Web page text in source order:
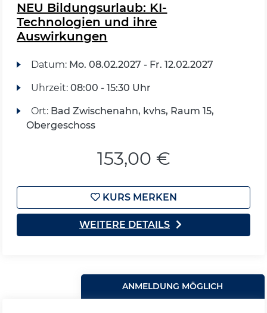
NEU Bildungsurlaub: KI-
Technologien und ihre
Auswirkungen
Datum: Mo. 08.02.2027 - Fr. 12.02.2027
Uhrzeit: 08:00 - 15:30 Uhr
Ort: Bad Zwischenahn, kvhs, Raum 15,
Obergeschoss
153,00 €
KURS MERKEN
WEITERE DETAILS
ANMELDUNG MÖGLICH